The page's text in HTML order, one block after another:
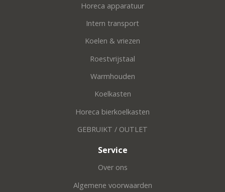
Horeca apparatuur
Intern transport
Koelen & vriezen
Roestvrijstaal
Warmhouden
Koelkasten
Horeca bierkoelkasten
GEBRUIKT / OUTLET
Service
Over ons
Algemene voorwaarden